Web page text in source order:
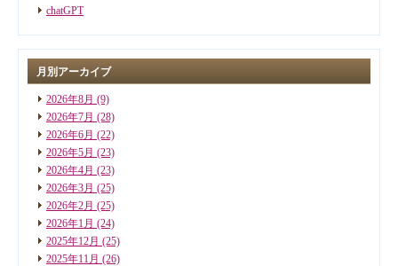
chatGPT
月別アーカイブ
2026年8月 (9)
2026年7月 (28)
2026年6月 (22)
2026年5月 (23)
2026年4月 (23)
2026年3月 (25)
2026年2月 (25)
2026年1月 (24)
2025年12月 (25)
2025年11月 (26)